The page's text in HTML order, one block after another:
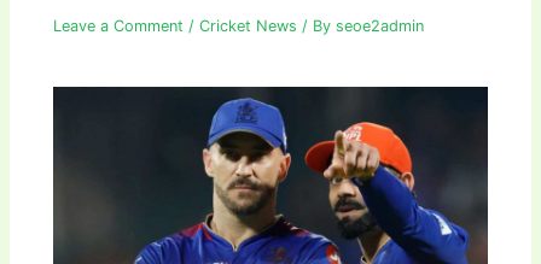
Leave a Comment /Cricket News / Byseoe2admin